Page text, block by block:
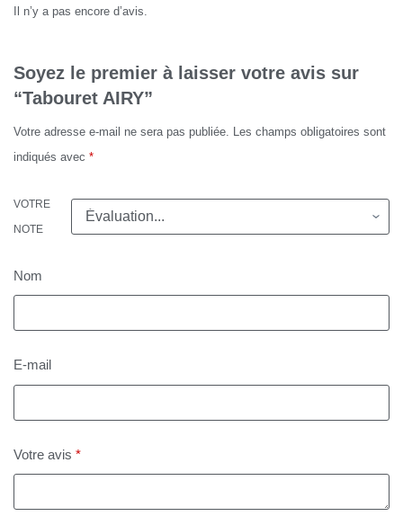
Il n’y a pas encore d’avis.
Soyez le premier à laisser votre avis sur
“Tabouret AIRY”
Votre adresse e-mail ne sera pas publiée.
Les champs obligatoires sont
indiqués avec *
VOTRE
NOTE
Nom
E-mail
Votre avis *